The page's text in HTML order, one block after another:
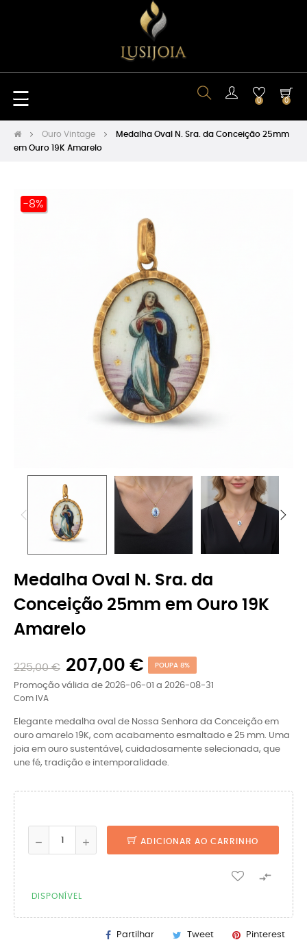
Toggle
navigation
☰ 0 0
Ouro Vintage
Medalha Oval N. Sra. da Conceição 25mm
em Ouro 19K Amarelo
-8%
Medalha Oval N. Sra. da
Conceição 25mm em Ouro 19K
Amarelo
225,00 € 207,00 € POUPA 8%
Promoção válida de 2026-06-01 a 2026-08-31
Com IVA
Elegante medalha oval de Nossa Senhora da Conceição em
ouro amarelo 19K, com acabamento esmaltado e 25 mm. Uma
joia em ouro sustentável, cuidadosamente selecionada, que
une fé, tradição e intemporalidade.
ADICIONAR AO CARRINHO

DISPONÍVEL
Partilhar Tweet Pinterest